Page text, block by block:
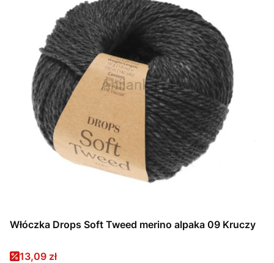
Włóczka Drops Soft Tweed merino alpaka 09 Kruczy
Cena promocyjna
13,09 zł